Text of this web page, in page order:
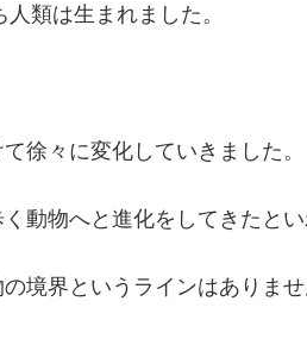
類は生まれました。
徐々に変化していきました。
動物へと進化をしてきたとい
境界というラインはありませ